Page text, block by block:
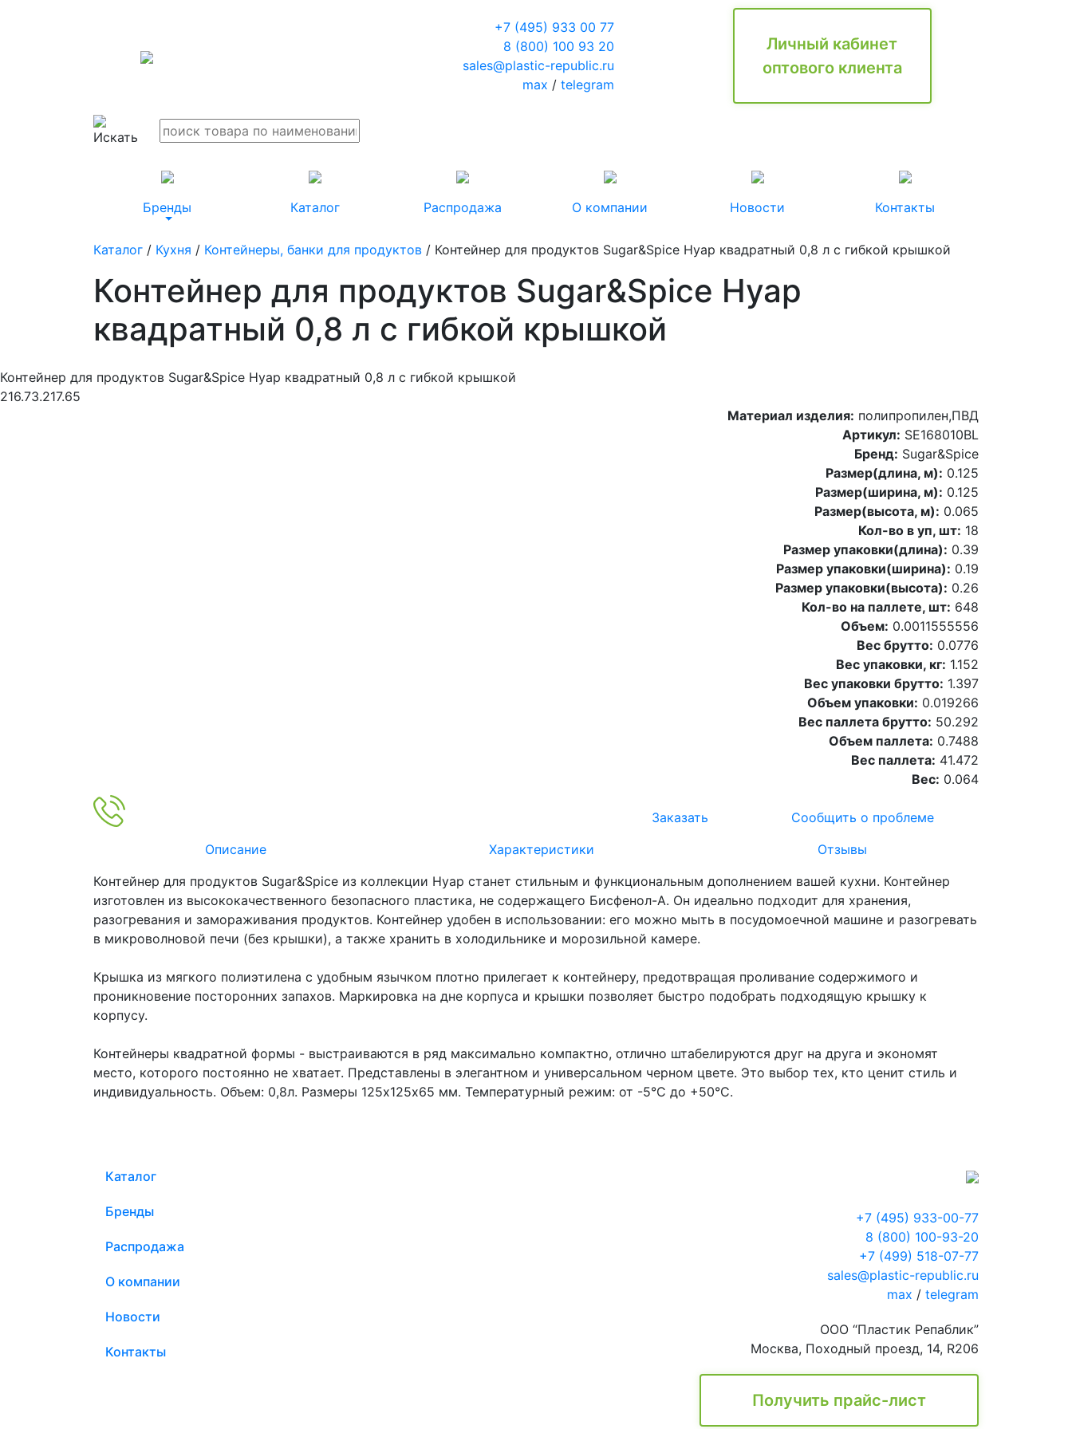
+7 (495) 933 00 77
8 (800) 100 93 20
sales@plastic-republic.ru
max / telegram
Личный кабинет
оптового клиента
Бренды Каталог Распродажа О компании Новости Контакты
Каталог / Кухня / Контейнеры, банки для продуктов / Контейнер для продуктов Sugar&Spice Нуар квадратный 0,8 л с гибкой крышкой
Контейнер для продуктов Sugar&Spice Нуар
квадратный 0,8 л с гибкой крышкой
Контейнер для продуктов Sugar&Spice Нуар квадратный 0,8 л с гибкой крышкой
216.73.217.65
Материал изделия: полипропилен,ПВД
Артикул: SE168010BL
Бренд: Sugar&Spice
Размер(длина, м): 0.125
Размер(ширина, м): 0.125
Размер(высота, м): 0.065
Кол-во в уп, шт: 18
Размер упаковки(длина): 0.39
Размер упаковки(ширина): 0.19
Размер упаковки(высота): 0.26
Кол-во на паллете, шт: 648
Объем: 0.0011555556
Вес брутто: 0.0776
Вес упаковки, кг: 1.152
Вес упаковки брутто: 1.397
Объем упаковки: 0.019266
Вес паллета брутто: 50.292
Объем паллета: 0.7488
Вес паллета: 41.472
Вес: 0.064
Заказать
Сообщить о проблеме
Описание
Характеристики
Отзывы
Контейнер для продуктов Sugar&Spice из коллекции Нуар станет стильным и функциональным дополнением вашей кухни. Контейнер
изготовлен из высококачественного безопасного пластика, не содержащего Бисфенол-А. Он идеально подходит для хранения,
разогревания и замораживания продуктов. Контейнер удобен в использовании: его можно мыть в посудомоечной машине и разогревать
в микроволновой печи (без крышки), а также хранить в холодильнике и морозильной камере.
Крышка из мягкого полиэтилена с удобным язычком плотно прилегает к контейнеру, предотвращая проливание содержимого и
проникновение посторонних запахов. Маркировка на дне корпуса и крышки позволяет быстро подобрать подходящую крышку к
корпусу.
Контейнеры квадратной формы - выстраиваются в ряд максимально компактно, отлично штабелируются друг на друга и экономят
место, которого постоянно не хватает. Представлены в элегантном и универсальном черном цвете. Это выбор тех, кто ценит стиль и
индивидуальность. Объем: 0,8л. Размеры 125х125х65 мм. Температурный режим: от -5°C до +50°C.
Каталог
Бренды
Распродажа
О компании
Новости
Контакты
+7 (495) 933-00-77
8 (800) 100-93-20
+7 (499) 518-07-77
sales@plastic-republic.ru
max / telegram
ООО “Пластик Репаблик”
Москва, Походный проезд, 14, R206
Получить прайс-лист